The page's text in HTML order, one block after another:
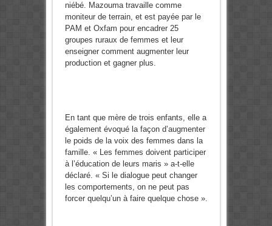
niébé. Mazouma travaille comme
moniteur de terrain, et est payée par le
PAM et Oxfam pour encadrer 25
groupes ruraux de femmes et leur
enseigner comment augmenter leur
production et gagner plus.
En tant que mère de trois enfants, elle a
également évoqué la façon d’augmenter
le poids de la voix des femmes dans la
famille. « Les femmes doivent participer
à l’éducation de leurs maris » a-t-elle
déclaré. « Si le dialogue peut changer
les comportements, on ne peut pas
forcer quelqu’un à faire quelque chose ».